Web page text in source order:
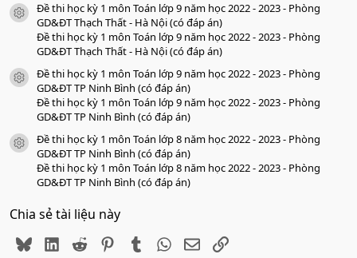
icon tài liệu
Đề thi học kỳ 1 môn Toán lớp 9 năm học 2022 - 2023 - Phòng
GD&ĐT Thạch Thất - Hà Nội (có đáp án)
Đề thi học kỳ 1 môn Toán lớp 9 năm học 2022 - 2023 - Phòng
GD&ĐT Thạch Thất - Hà Nội (có đáp án)
icon tài liệu
Đề thi học kỳ 1 môn Toán lớp 9 năm học 2022 - 2023 - Phòng
GD&ĐT TP Ninh Bình (có đáp án)
Đề thi học kỳ 1 môn Toán lớp 9 năm học 2022 - 2023 - Phòng
GD&ĐT TP Ninh Bình (có đáp án)
icon tài liệu
Đề thi học kỳ 1 môn Toán lớp 8 năm học 2022 - 2023 - Phòng
GD&ĐT TP Ninh Bình (có đáp án)
Đề thi học kỳ 1 môn Toán lớp 8 năm học 2022 - 2023 - Phòng
GD&ĐT TP Ninh Bình (có đáp án)
Chia sẻ tài liệu này
BlueskyLinkedIn
Reddit PinterestTumblr WhatsApp
EmailLink